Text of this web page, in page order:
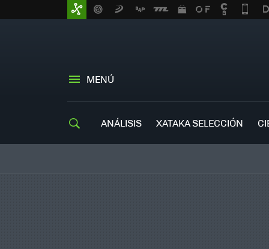
MENÚ
ANÁLISIS XATAKA SELECCIÓN